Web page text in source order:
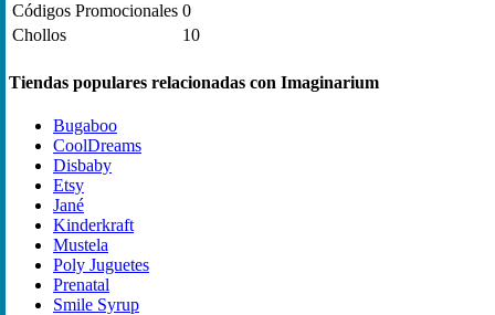
Códigos Promocionales 0
Chollos
10
Tiendas populares relacionadas con Imaginarium
Bugaboo
CoolDreams
Disbaby
Etsy
Jané
Kinderkraft
Mustela
Poly Juguetes
Prenatal
Smile Syrup